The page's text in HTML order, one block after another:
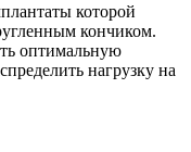
которой
кончиком.
оптимальную
нагрузку на